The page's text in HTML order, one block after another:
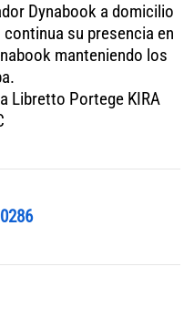
Dynabook a domicilio
su presencia en
manteniendo los
Libretto Portege KIRA